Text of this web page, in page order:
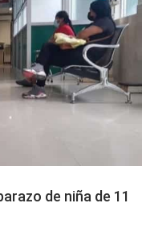
de niña de 11